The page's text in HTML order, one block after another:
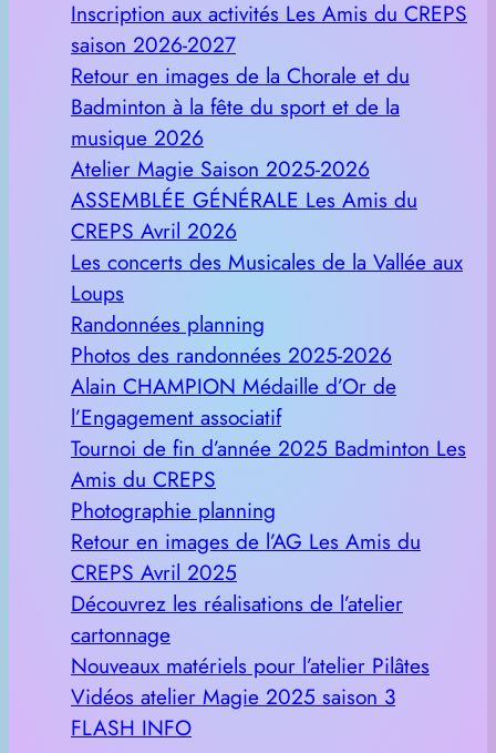
Inscription aux activités Les Amis du CREPS
saison 2026-2027
Retour en images de la Chorale et du
Badminton à la fête du sport et de la
musique 2026
Atelier Magie Saison 2025-2026
ASSEMBLÉE GÉNÉRALE Les Amis du
CREPS Avril 2026
Les concerts des Musicales de la Vallée aux
Loups
Randonnées planning
Photos des randonnées 2025-2026
Alain CHAMPION Médaille d’Or de
l’Engagement associatif
Tournoi de fin d’année 2025 Badminton Les
Amis du CREPS
Photographie planning
Retour en images de l’AG Les Amis du
CREPS Avril 2025
Découvrez les réalisations de l’atelier
cartonnage
Nouveaux matériels pour l’atelier Pilâtes
Vidéos atelier Magie 2025 saison 3
FLASH INFO